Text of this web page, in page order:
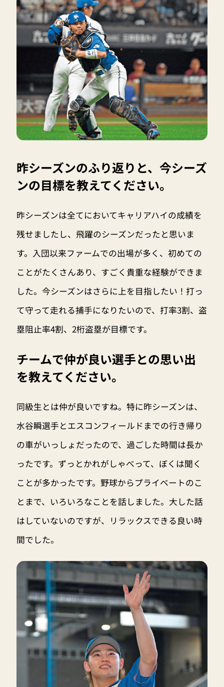
昨シーズンのふり返りと、今シーズ
ンの目標を教えてください。
昨シーズンは全てにおいてキャリアハイの成績を
残せましたし、飛躍のシーズンだったと思いま
す。入団以来ファームでの出場が多く、初めての
ことがたくさんあり、すごく貴重な経験ができま
した。今シーズンはさらに上を目指したい！打っ
て守って走れる捕手になりたいので、打率3割、盗
塁阻止率4割、2桁盗塁が目標です。
チームで仲が良い選手との思い出
を教えてください。
同級生とは仲が良いですね。特に昨シーズンは、
水谷瞬選手とエスコンフィールドまでの行き帰り
の車がいっしょだったので、過ごした時間は長か
ったです。ずっとかれがしゃべって、ぼくは聞く
ことが多かったです。野球からプライベートのこ
とまで、いろいろなことを話しました。大した話
はしていないのですが、リラックスできる良い時
間でした。